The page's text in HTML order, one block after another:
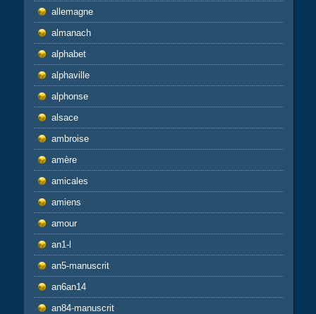
allemagne
almanach
alphabet
alphaville
alphonse
alsace
ambroise
amère
amicales
amiens
amour
an1-l
an5-manuscrit
an6an14
an84-manuscrit